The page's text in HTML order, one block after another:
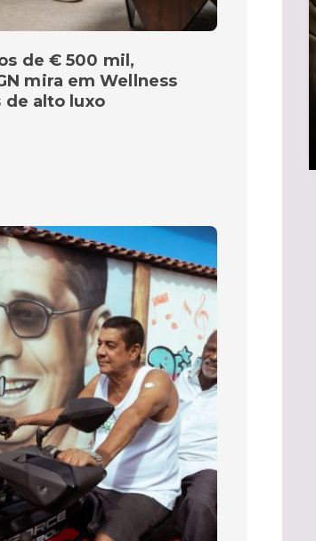
de € 500 mil,
mira em Wellness
de alto luxo